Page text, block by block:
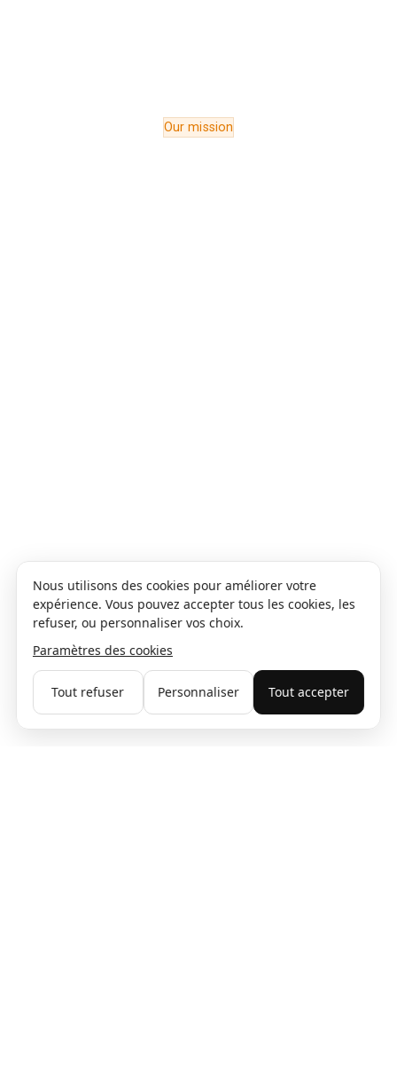
Our mission
Nous utilisons des cookies pour améliorer votre
expérience. Vous pouvez accepter tous les cookies, les
refuser, ou personnaliser vos choix.
Paramètres des cookies
Tout refuser Personnaliser Tout accepter